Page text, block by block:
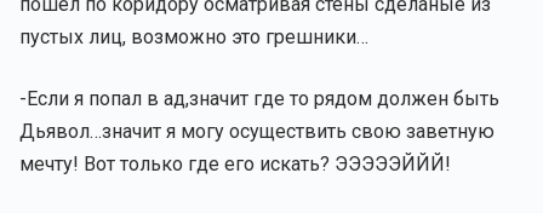
пустых лиц, возможно это грешники…
-Если я попал в ад,значит где то рядом должен быть
Дьявол…значит я могу осуществить свою заветную
мечту! Вот только где его искать? ЭЭЭЭЭЙЙЙ!